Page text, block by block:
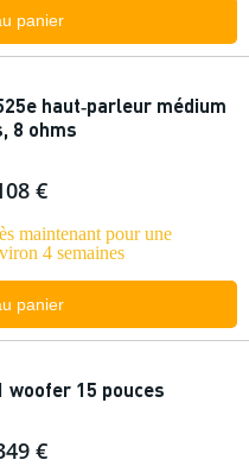
panier
haut‑parleur médium
8 ohms
€
maintenant pour une
4 semaines
panier
woofer 15 pouces
€